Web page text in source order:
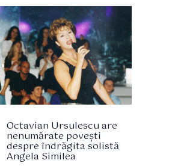
Octavian Ursulescu are
nenumărate povești
despre îndrăgita solistă
Angela Similea